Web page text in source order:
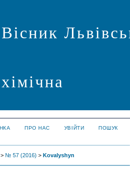
Вісник
хімічна
ПРО НАС УВІЙТИ
ПОШУК
> № 57 (2016) > Kovalyshyn